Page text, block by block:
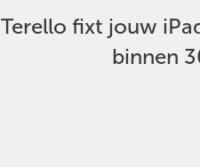
Terello fixt jouw
binnen